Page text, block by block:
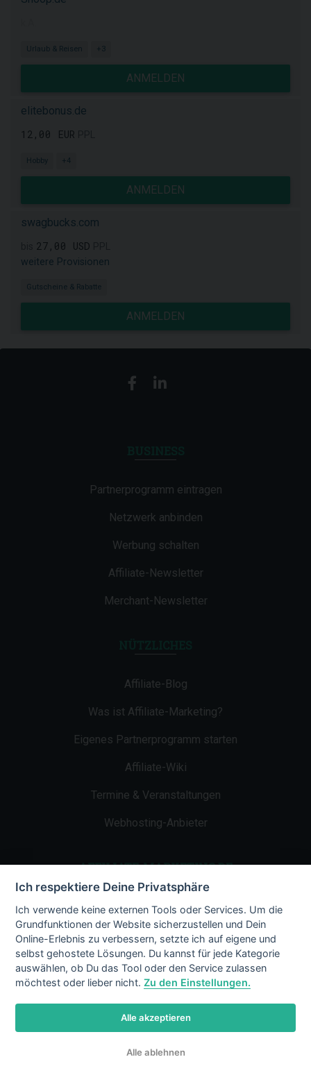
Urlaub & Reisen +3
ANMELDEN
elitebonus.de
12,00 EUR
Hobby +4
ANMELDEN
swagbucks.com
27,00 USD
weitere Provisionen
Gutscheine & Rabatte
ANMELDEN
Partnerprogramm eintragen
Netzwerk anbinden
Werbung schalten
Affiliate-Newsletter
Merchant-Newsletter
Affiliate-Blog
Was ist Affiliate-Marketing?
Eigenes Partnerprogramm starten
Affiliate-Wiki
Termine & Veranstaltungen
Webhosting-Anbieter
AFFILIATE-MARKETING.DE
Impressum
Kontakt
Datenschutz
Marketing.de/ LiMBo v2.8
Ich respektiere Deine Privatsphäre
Ich verwende keine externen Tools oder Services. Um die
Grundfunktionen der Website sicherzustellen und Dein
Online-Erlebnis zu verbessern, setzte ich auf eigene und
selbst gehostete Lösungen. Du kannst für jede Kategorie
auswählen, ob Du das Tool oder den Service zulassen
möchtest oder lieber nicht.Zu den Einstellungen.
Alle akzeptieren
Alle ablehnen